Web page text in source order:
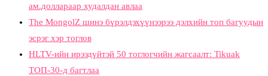
ам.доллараар худалдан авлаа
The MongolZ шинэ бүрэлдэхүүнээрээ дэлхийн топ багуудын
эсрэг хэр тоглов
HLTV-ийн ирээдүйтэй 50 тоглогчийн жагсаалт: Tikuak
ТОП-30-д багтлаа